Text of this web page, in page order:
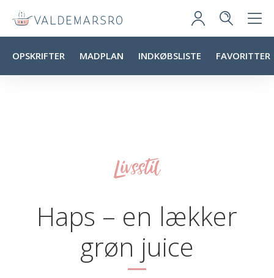
OPSKRIFTER MADPLAN INDKØBSLISTE FAVORITTER
Livsstil
Haps – en lækker
grøn juice